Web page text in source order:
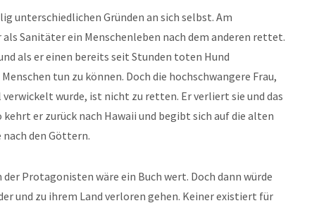
unterschiedlichen Gründen an sich selbst. Am
Sanitäter ein Menschenleben nach dem anderen rettet.
als er einen bereits seit Stunden toten Hund
tun zu können. Doch die hochschwangere Frau,
wurde, ist nicht zu retten. Er verliert sie und das
kehrt er zurück nach Hawaii und begibt sich auf die alten
nach den Göttern.
Protagonisten wäre ein Buch wert. Doch dann würde
und zu ihrem Land verloren gehen. Keiner existiert für